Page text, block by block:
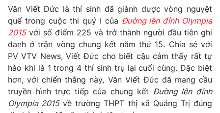
Câu chuyện quốc tế
Thị trường
Góc doanh nghiệp
Dữ liệu và đời sống
Truyền hình
Phim VTV
Hậu trường
Nhân vật
Giải trí
Điện ảnh
Âm nhạc
Đời sống
Văn Viết Đức là thí sinh đã giành được vòng nguyệt
quế trong cuộc thi quý I của Đường lên đỉnh Olympia
2015với số điểm 225 và trở thành người đầu tiên ghi
danh ở trận vòng chung kết năm thứ 15. Chia sẻ với
PV VTV News, Viết Đức cho biết cậu cảm thấy rất tự
hào khi là 1 trong 4 thí sinh trụ lại cuối cùng. Đặc biệt
hơn, với chiến thắng này, Văn Viết Đức đã mang cầu
truyền hình trực tiếp của chung kết Đường lên đỉnh
Olympia 2015về trường THPT thị xã Quảng Trị đúng